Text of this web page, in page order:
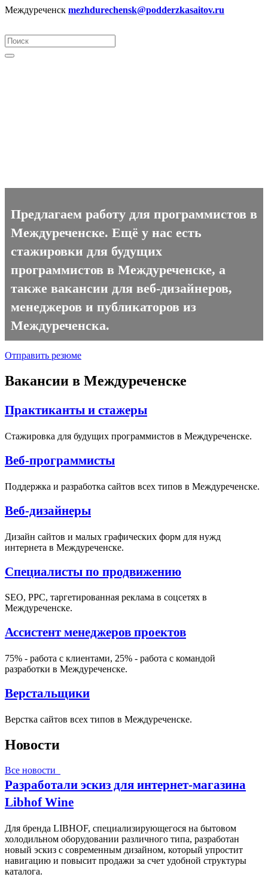
Междуреченск mezhdurechensk@podderzkasaitov.ru
Предлагаем работу для программистов в
Междуреченске. Ещё у нас есть
стажировки для будущих
программистов в Междуреченске, а
также вакансии для веб-дизайнеров,
менеджеров и публикаторов из
Междуреченска.
Отправить резюме
Вакансии в Междуреченске
Практиканты и стажеры
Стажировка для будущих программистов в Междуреченске.
Веб-программисты
Поддержка и разработка сайтов всех типов в Междуреченске.
Веб-дизайнеры
Дизайн сайтов и малых графических форм для нужд
интернета в Междуреченске.
Специалисты по продвижению
SEO, PPC, таргетированная реклама в соцсетях в
Междуреченске.
Ассистент менеджеров проектов
75% - работа с клиентами, 25% - работа с командой
разработки в Междуреченске.
Верстальщики
Верстка сайтов всех типов в Междуреченске.
Новости
Все новости
Разработали эскиз для интернет-магазина
Libhof Wine
Для бренда LIBHOF, специализирующегося на бытовом
холодильном оборудовании различного типа, разработан
новый эскиз с современным дизайном, который упростит
навигацию и повысит продажи за счет удобной структуры
каталога.